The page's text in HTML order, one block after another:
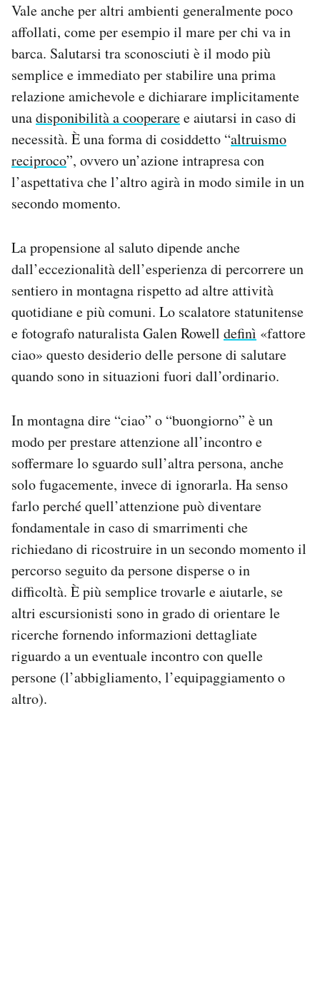
Vale anche per altri ambienti generalmente poco
affollati, come per esempio il mare per chi va in
barca. Salutarsi tra sconosciuti è il modo più
semplice e immediato per stabilire una prima
relazione amichevole e dichiarare implicitamente
unadisponibilità a cooperaree aiutarsi in caso di
necessità. È una forma di cosiddetto “altruismo
reciproco”, ovvero un’azione intrapresa con
l’aspettativa che l’altro agirà in modo simile in un
secondo momento.
La propensione al saluto dipende anche
dall’eccezionalità dell’esperienza di percorrere un
sentiero in montagna rispetto ad altre attività
quotidiane e più comuni. Lo scalatore statunitense
e fotografo naturalista Galen Rowell definì «fattore
ciao» questo desiderio delle persone di salutare
quando sono in situazioni fuori dall’ordinario.
In montagna dire “ciao” o “buongiorno” è un
modo per prestare attenzione all’incontro e
soffermare lo sguardo sull’altra persona, anche
solo fugacemente, invece di ignorarla. Ha senso
farlo perché quell’attenzione può diventare
fondamentale in caso di smarrimenti che
richiedano di ricostruire in un secondo momento il
percorso seguito da persone disperse o in
difficoltà. È più semplice trovarle e aiutarle, se
altri escursionisti sono in grado di orientare le
ricerche fornendo informazioni dettagliate
riguardo a un eventuale incontro con quelle
persone (l’abbigliamento, l’equipaggiamento o
altro).